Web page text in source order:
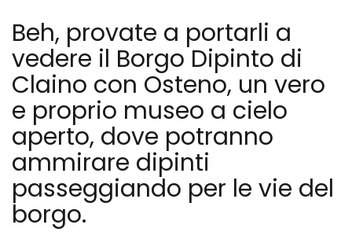
Beh, provate a portarli a
vedere il Borgo Dipinto di
Claino con Osteno, un vero
e proprio museo a cielo
aperto, dove potranno
ammirare dipinti
passeggiando per le vie del
borgo.